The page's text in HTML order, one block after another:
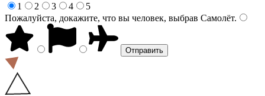
1
2 3 4
5
Пожалуйста, докажите, что вы человек, выбрав Самолёт.